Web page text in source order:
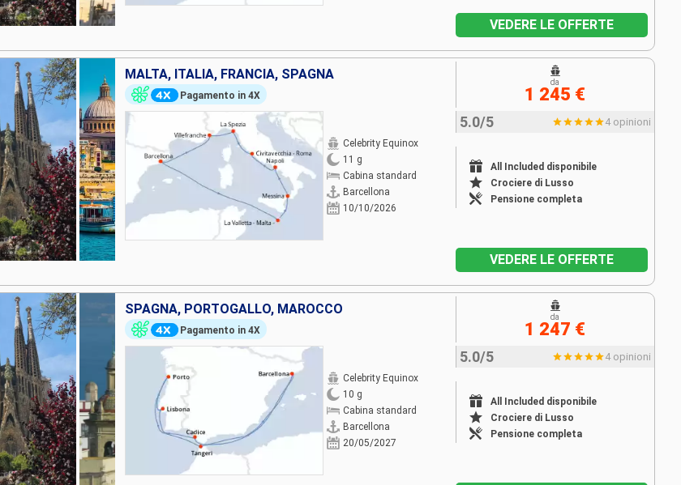
VEDERE LE OFFERTE
MALTA, ITALIA, FRANCIA, SPAGNA
Pagamento in 4X
Celebrity Equinox
11 g
Cabina standard
Barcellona
10/10/2026
5.0/5 4 opinioni
All Included disponibile
Crociere di Lusso
Pensione completa
da
1 245 €
VEDERE LE OFFERTE
SPAGNA, PORTOGALLO, MAROCCO
Pagamento in 4X
Celebrity Equinox
10 g
Cabina standard
Barcellona
20/05/2027
5.0/5 4 opinioni
All Included disponibile
Crociere di Lusso
Pensione completa
da
1 247 €